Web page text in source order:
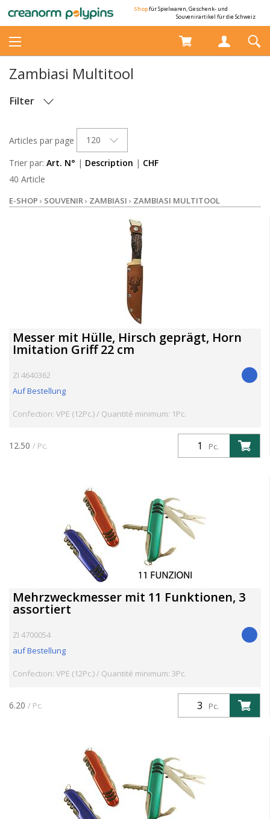
Shopfür Spielwaren, Geschenk- und
Souvenirartikel für die Schweiz
Zambiasi Multitool
Filter
Articles par page
120
Trier par: Art. N° | Description | CHF
40 Article
E-SHOP › SOUVENIR› ZAMBIASI › ZAMBIASI MULTITOOL
Messer mit Hülle, Hirsch geprägt, Horn
Imitation Griff 22 cm
ZI 4640362
Auf Bestellung
Confection: VPE (12Pc.) / Quantité minimum: 1Pc.
Pc.
12.50 / Pc.
Mehrzweckmesser mit 11 Funktionen, 3
assortiert
ZI 4700054
auf Bestellung
Confection: VPE (12Pc.) / Quantité minimum: 3Pc.
Pc.
6.20 / Pc.